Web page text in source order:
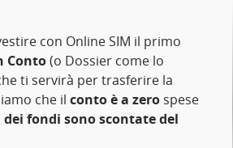
con Online SIM il primo
Conto(o Dossier come lo
ti servirà per trasferire la
che il conto è a zero spese
fondi sono scontate del